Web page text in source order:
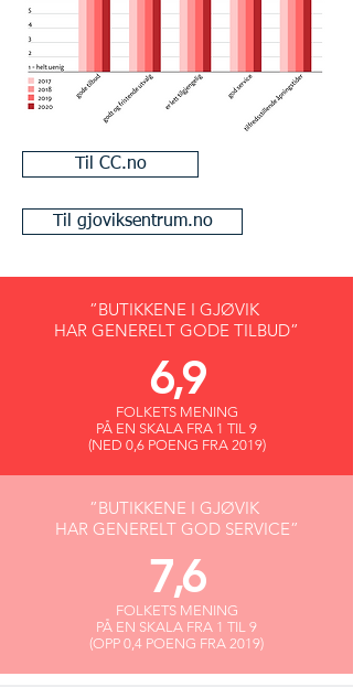
Til CC.no
Til gjoviksentrum.no
”BUTIKKENE I GJØVIK
HAR GENERELT GODE TILBUD”
6,9
FOLKETS MENING
PÅ EN SKALA FRA 1 TIL 9
(NED 0,6 POENG FRA 2019)
”BUTIKKENE I GJØVIK
HAR GENERELT GOD SERVICE”
7,6
FOLKETS MENING
PÅ EN SKALA FRA 1 TIL 9
(OPP 0,4 POENG FRA 2019)